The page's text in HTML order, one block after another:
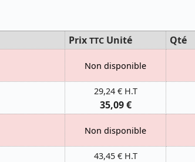
Prix TTC Unité
Qté
Non disponible
29,24 € H.T
35,09 €
Non disponible
43,45 € H.T